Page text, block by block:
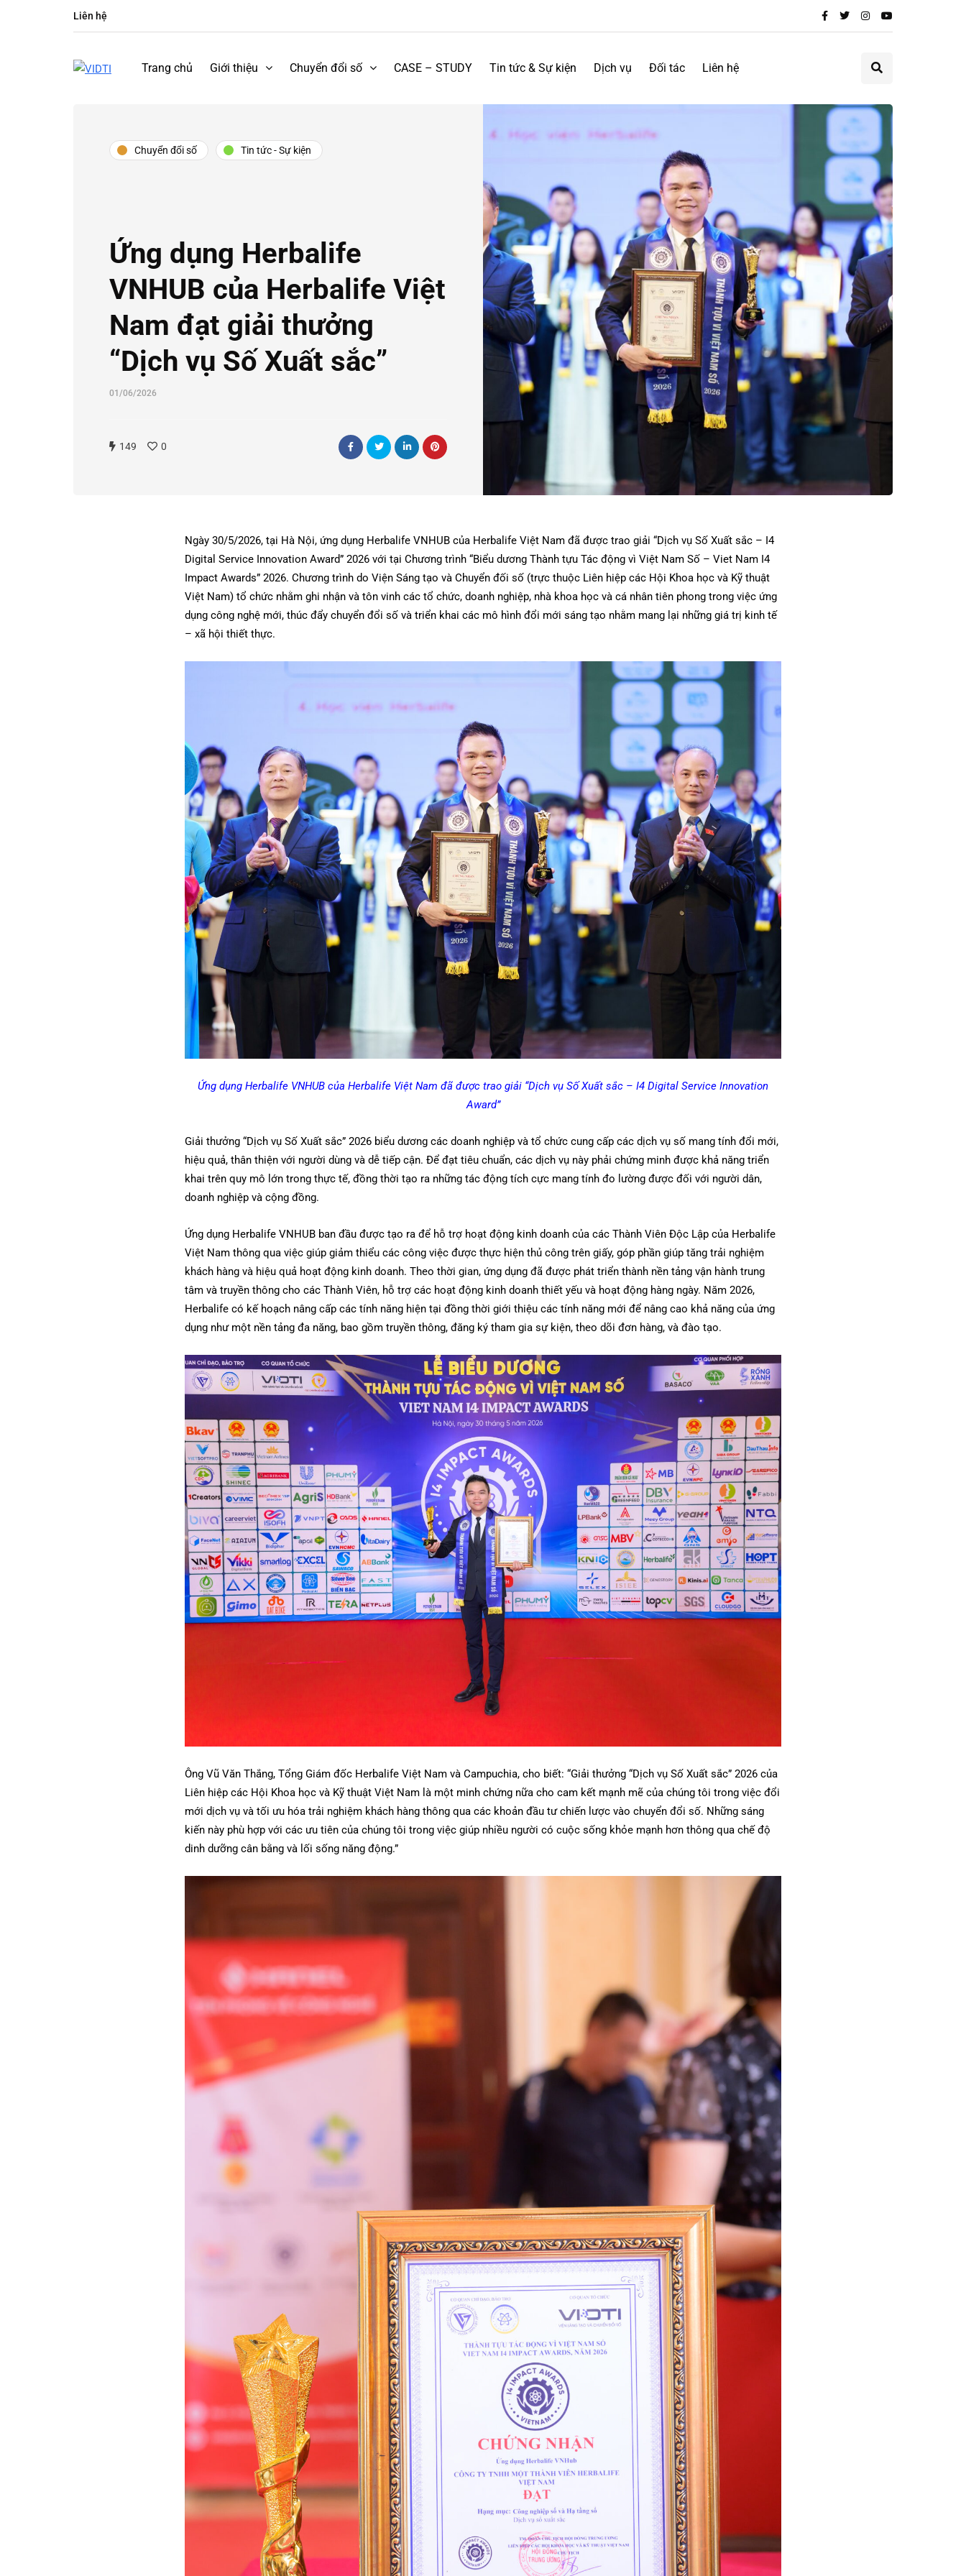
Liên hệ
Trang chủ Giới thiệu Chuyển đổi số CASE – STUDY Tin tức & Sự kiện Dịch vụ Đối tác Liên hệ
Chuyển đổi số Tin tức - Sự kiện
Ứng dụng Herbalife
VNHUB của Herbalife Việt
Nam đạt giải thưởng
“Dịch vụ Số Xuất sắc”
01/06/2026
149 0
Ngày 30/5/2026, tại Hà Nội, ứng dụng Herbalife VNHUB của Herbalife Việt Nam đã được trao giải “Dịch vụ Số Xuất sắc – I4
Digital Service Innovation Award” 2026 với tại Chương trình “Biểu dương Thành tựu Tác động vì Việt Nam Số – Viet Nam I4
Impact Awards” 2026. Chương trình do Viện Sáng tạo và Chuyển đối số (trực thuộc Liên hiệp các Hội Khoa học và Kỹ thuật
Việt Nam) tổ chức nhằm ghi nhận và tôn vinh các tổ chức, doanh nghiệp, nhà khoa học và cá nhân tiên phong trong việc ứng
dụng công nghệ mới, thúc đẩy chuyển đổi số và triển khai các mô hình đổi mới sáng tạo nhằm mang lại những giá trị kinh tế
– xã hội thiết thực.
Ứng dụng Herbalife VNHUB của Herbalife Việt Nam đã được trao giải “Dịch vụ Số Xuất sắc – I4 Digital Service Innovation
Award”
Giải thưởng “Dịch vụ Số Xuất sắc” 2026 biểu dương các doanh nghiệp và tổ chức cung cấp các dịch vụ số mang tính đổi mới,
hiệu quả, thân thiện với người dùng và dễ tiếp cận. Để đạt tiêu chuẩn, các dịch vụ này phải chứng minh được khả năng triển
khai trên quy mô lớn trong thực tế, đồng thời tạo ra những tác động tích cực mang tính đo lường được đối với người dân,
doanh nghiệp và cộng đồng.
Ứng dụng Herbalife VNHUB ban đầu được tạo ra để hỗ trợ hoạt động kinh doanh của các Thành Viên Độc Lập của Herbalife
Việt Nam thông qua việc giúp giảm thiểu các công việc được thực hiện thủ công trên giấy, góp phần giúp tăng trải nghiệm
khách hàng và hiệu quả hoạt động kinh doanh. Theo thời gian, ứng dụng đã được phát triển thành nền tảng vận hành trung
tâm và truyền thông cho các Thành Viên, hỗ trợ các hoạt động kinh doanh thiết yếu và hoạt động hàng ngày. Năm 2026,
Herbalife có kế hoạch nâng cấp các tính năng hiện tại đồng thời giới thiệu các tính năng mới để nâng cao khả năng của ứng
dụng như một nền tảng đa năng, bao gồm truyền thông, đăng ký tham gia sự kiện, theo dõi đơn hàng, và đào tạo.
Ông Vũ Văn Thắng, Tổng Giám đốc Herbalife Việt Nam và Campuchia, cho biết: “Giải thưởng “Dịch vụ Số Xuất sắc” 2026 của
Liên hiệp các Hội Khoa học và Kỹ thuật Việt Nam là một minh chứng nữa cho cam kết mạnh mẽ của chúng tôi trong việc đổi
mới dịch vụ và tối ưu hóa trải nghiệm khách hàng thông qua các khoản đầu tư chiến lược vào chuyển đổi số. Những sáng
kiến này phù hợp với các ưu tiên của chúng tôi trong việc giúp nhiều người có cuộc sống khỏe mạnh hơn thông qua chế độ
dinh dưỡng cân bằng và lối sống năng động.”